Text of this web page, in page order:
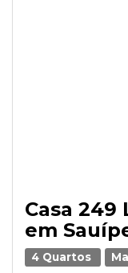
Casa 249
em
4 Quartos